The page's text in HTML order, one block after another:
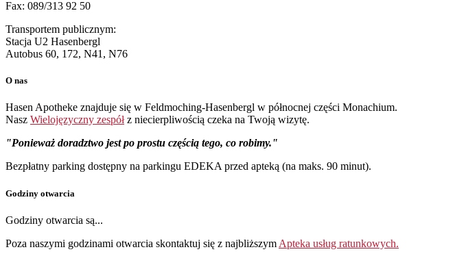
Fax: 089/313 92 50
Transportem publicznym:
Stacja U2 Hasenbergl
Autobus 60, 172, N41, N76
O nas
Hasen Apotheke znajduje się w Feldmoching-Hasenbergl w północnej części Monachium.
Nasz Wielojęzyczny zespółz niecierpliwością czeka na Twoją wizytę.
Ponieważ doradztwo jest po prostu częścią tego, co robimy.
Bezpłatny parking dostępny na parkingu EDEKA przed apteką (na maks. 90 minut).
Godziny otwarcia
Godziny otwarcia są...
Poza naszymi godzinami otwarcia skontaktuj się z najbliższym Apteka usług ratunkowych.